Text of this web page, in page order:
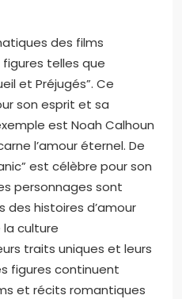
des films
telles que
et Préjugés”. Ce
son esprit et sa
est Noah Calhoun
l’amour éternel. De
est célèbre pour son
personnages sont
histoires d’amour
la culture
traits uniques et leurs
figures continuent
et récits romantiques